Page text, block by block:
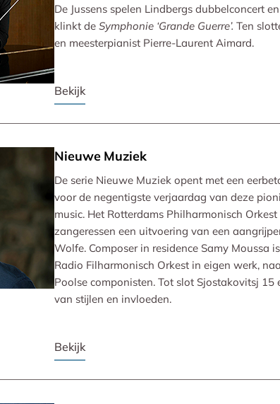
De Jussens spelen Lindbergs dubbelconcert
klinkt de Symphonie ‘Grande Guerre’. Ten
en meesterpianist Pierre-Laurent Aimard.
Bekijk
Nieuwe Muziek
De serie Nieuwe Muziek opent met een
voor de negentigste verjaardag van deze
music. Het Rotterdams Philharmonisch
zangeressen een uitvoering van een
Wolfe. Composer in residence Samy Moussa
Radio Filharmonisch Orkest in eigen werk,
Poolse componisten. Tot slot Sjostakovitsj 15
van stijlen en invloeden.
Bekijk